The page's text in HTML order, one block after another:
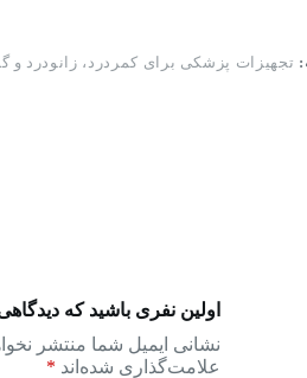
تجهیزات پزشکی برای کمردرد، زانودرد و
اولین نفری باشید که
نشانی ایمیل شما منتشر
علامت‌گذاری شده‌اند *